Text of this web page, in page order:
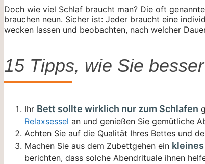
Doch wie viel Schlaf braucht man? Die oft
brauchen neun. Sicher ist: Jeder braucht eine
wecken lassen und beobachten, nach welcher
15 Tipps, wie Sie
Ihr Bett sollte wirklich nur zum Schlafen
Relaxsessel an und genießen Sie gemütliche
Achten Sie auf die Qualität Ihres Bettes und
Machen Sie aus dem Zubettgehen ein
berichten, dass solche Abendrituale ihnen